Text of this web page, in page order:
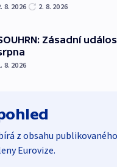
8. 2026 2. 8. 2026
Zásadní
8. 2026
z obsahu
Eurovize.